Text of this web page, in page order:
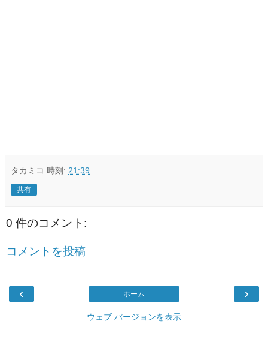
タカミコ 時刻: 21:39
共有
0 件のコメント:
コメントを投稿
‹ ›
ホーム
ウェブ バージョンを表示